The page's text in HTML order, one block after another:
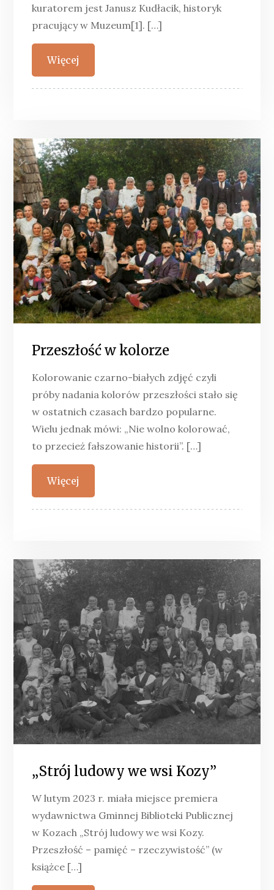
kuratorem jest Janusz Kudłacik, historyk
pracujący w Muzeum[1]. […]
Więcej
Przeszłość w kolorze
Kolorowanie czarno-białych zdjęć czyli
próby nadania kolorów przeszłości stało się
w ostatnich czasach bardzo popularne.
Wielu jednak mówi: „Nie wolno kolorować,
to przecież fałszowanie historii”. […]
Więcej
„Strój ludowy we wsi Kozy”
W lutym 2023 r. miała miejsce premiera
wydawnictwa Gminnej Biblioteki Publicznej
w Kozach „Strój ludowy we wsi Kozy.
Przeszłość – pamięć – rzeczywistość” (w
książce […]